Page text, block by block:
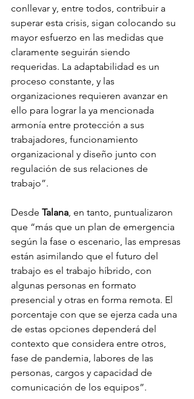
conllevar y, entre todos, contribuir a
superar esta crisis, sigan colocando su
mayor esfuerzo en las medidas que
claramente seguirán siendo
requeridas. La adaptabilidad es un
proceso constante, y las
organizaciones requieren avanzar en
ello para lograr la ya mencionada
armonía entre protección a sus
trabajadores, funcionamiento
organizacional y diseño junto con
regulación de sus relaciones de
trabajo”.
Desde Talana , en tanto, puntualizaron
que “más que un plan de emergencia
según la fase o escenario, las empresas
están asimilando que el futuro del
trabajo es el trabajo híbrido, con
algunas personas en formato
presencial y otras en forma remota. El
porcentaje con que se ejerza cada una
de estas opciones dependerá del
contexto que considera entre otros,
fase de pandemia, labores de las
personas, cargos y capacidad de
comunicación de los equipos”.